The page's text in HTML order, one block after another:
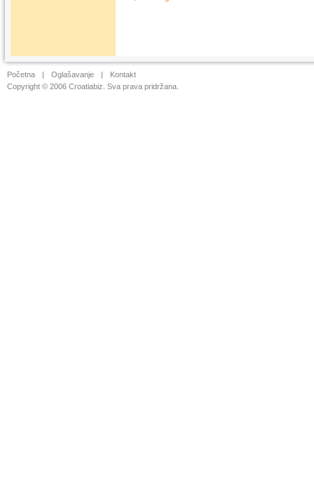
Početna | Oglašavanje |
Kontakt
Copyright © 2006 Croatiabiz. Sva prava pridržana.